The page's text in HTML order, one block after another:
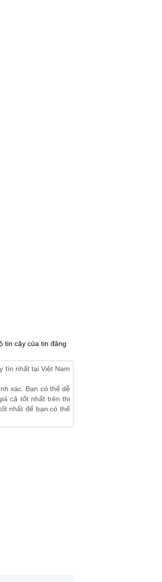
tin cậy của tin đăng
tín nhất tại Việt Nam
xác. Bạn có thể dễ
cả tốt nhất trên thị
nhất để bạn có thể